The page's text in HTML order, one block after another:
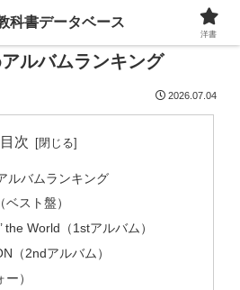
ルバムランキング
2026.07.04
目次
ルバムランキング
スト盤）
the World（1stアルバム）
（2ndアルバム）
）
科書データベース
洋書